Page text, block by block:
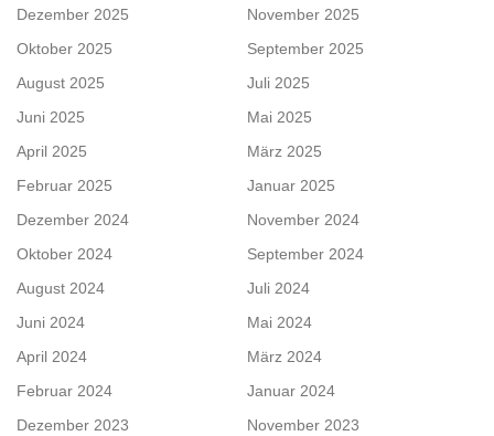
Dezember 2025
November 2025
Oktober 2025
September 2025
August 2025
Juli 2025
Juni 2025
Mai 2025
April 2025
März 2025
Februar 2025
Januar 2025
Dezember 2024
November 2024
Oktober 2024
September 2024
August 2024
Juli 2024
Juni 2024
Mai 2024
April 2024
März 2024
Februar 2024
Januar 2024
Dezember 2023
November 2023